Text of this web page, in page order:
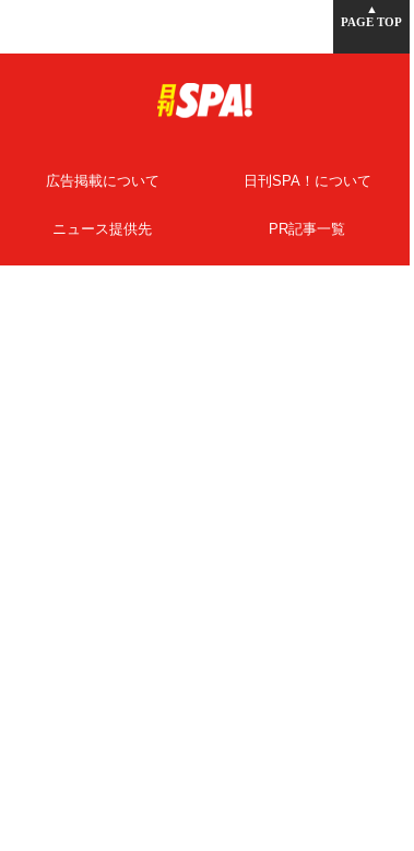
▲
PAGE TOP
広告掲載について 日刊SPA！について
ニュース提供先 PR記事一覧